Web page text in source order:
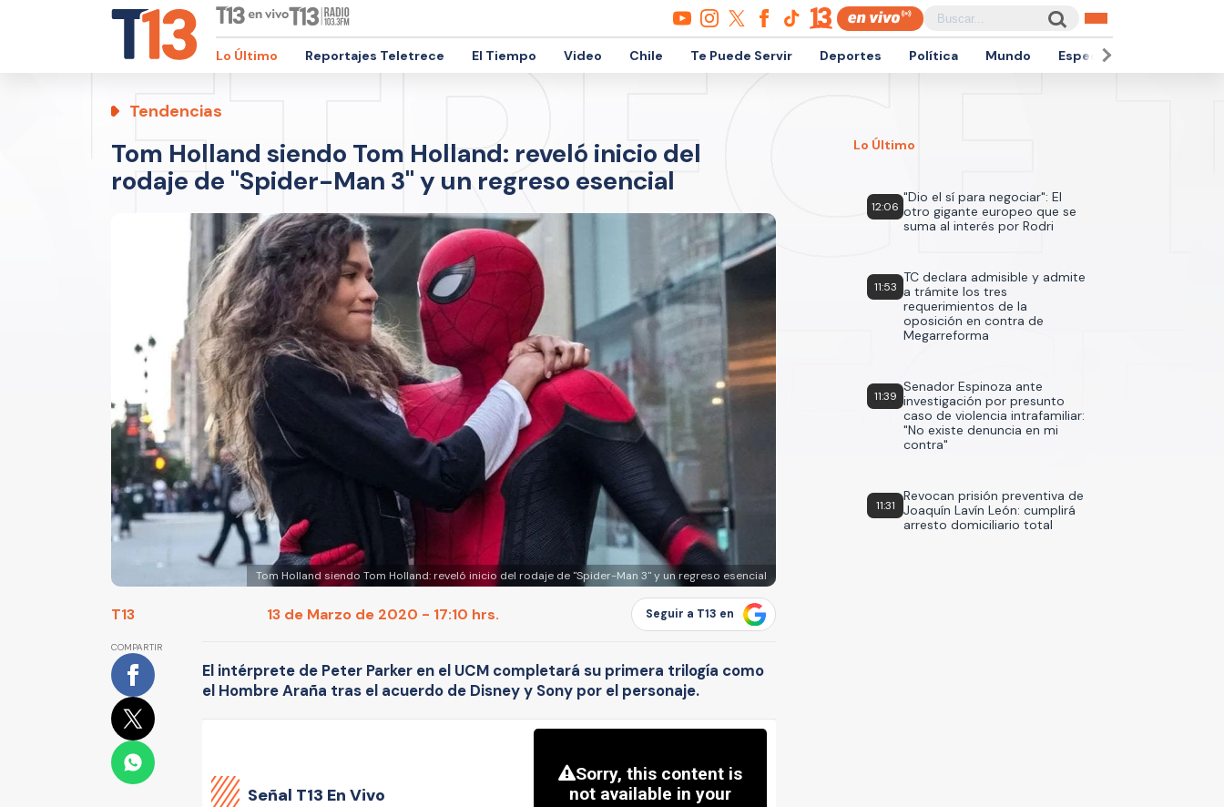
Lo Último Reportajes Teletrece El Tiempo Video Chile Te Puede Servir Deportes Política Mundo Espectáculos
Tendencias
Tom Holland siendo Tom Holland: reveló inicio del
rodaje de "Spider-Man 3" y un regreso esencial
Tom Holland siendo Tom Holland: reveló inicio del rodaje de "Spider-Man 3" y un regreso esencial
T13 13 de Marzo de 2020 - 17:10 hrs. Seguir a T13 en
COMPARTIR
El intérprete de Peter Parker en el UCM completará su primera trilogía como
el Hombre Araña tras el acuerdo de Disney y Sony por el personaje.
Señal T13 En Vivo
Lo Último
12:06
"Dio el sí para negociar": El
otro gigante europeo que se
suma al interés por Rodri
11:53
TC declara admisible y admite
a trámite los tres
requerimientos de la
oposición en contra de
Megarreforma
11:39
Senador Espinoza ante
investigación por presunto
caso de violencia intrafamiliar:
"No existe denuncia en mi
contra"
11:31
Revocan prisión preventiva de
Joaquín Lavín León: cumplirá
arresto domiciliario total